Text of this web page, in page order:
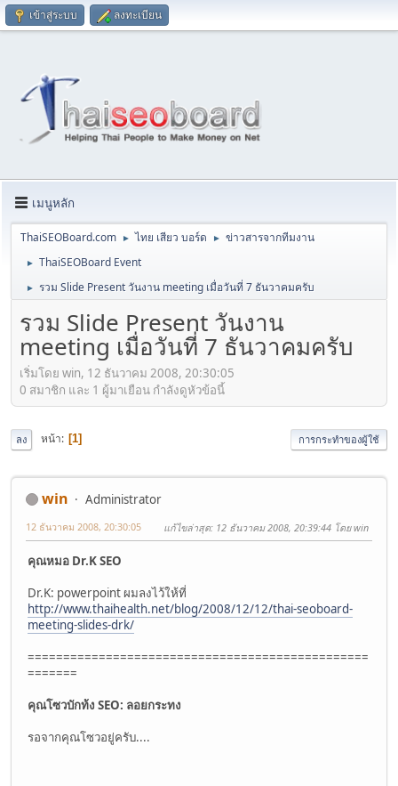
เข้าสู่ระบบ ลงทะเบียน
เมนูหลัก
ThaiSEOBoard.com ► ไทย เสียว บอร์ด ► ข่าวสารจากทีมงาน
► ThaiSEOBoard Event
► รวม Slide Present วันงาน meeting เมื่อวันที่ 7 ธันวาคมครับ
รวม Slide Present วันงาน
meeting เมื่อวันที่ 7 ธันวาคมครับ
เริ่มโดย win, 12 ธันวาคม 2008, 20:30:05
0 สมาชิก และ 1 ผู้มาเยือน กำลังดูหัวข้อนี้
ลง หน้า 1 การกระทำของผู้ใช้
win Administrator
12 ธันวาคม 2008, 20:30:05 แก้ไขล่าสุด: 12 ธันวาคม 2008, 20:39:44 โดย win
คุณหมอ Dr.KSEO
Dr.K: powerpoint ผมลงไว้ให้ที่
http://www.thaihealth.net/blog/2008/12/12/thai-seoboard-
meeting-slides-drk/
================================================
=======
คุณโซวบักท้ง SEO: ลอยกระทง
รอจากคุณโซวอยู่ครับ....